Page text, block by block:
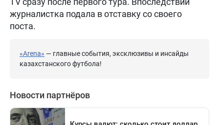
журналистка подала в отставку со своего
поста.
«Arena» — главные события, эксклюзивы и инсайды
казахстанского футбола!